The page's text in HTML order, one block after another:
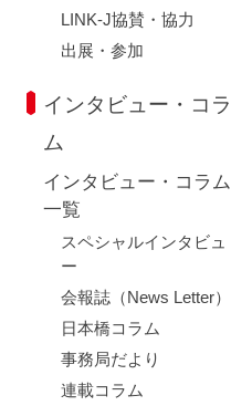
LINK-J協賛・協力
出展・参加
インタビュー・コラ
ム
インタビュー・コラム
一覧
スペシャルインタビュ
ー
会報誌（News Letter）
日本橋コラム
事務局だより
連載コラム